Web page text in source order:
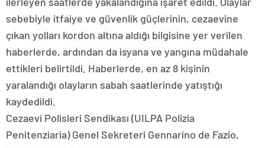
sebebiyle itfaiye ve güvenlik güçlerinin, cezaevine
çıkan yolları kordon altına aldığı bilgisine yer verilen
haberlerde, ardından da isyana ve yangına müdahale
ettikleri belirtildi. Haberlerde, en az 8 kişinin
yaralandığı olayların sabah saatlerinde yatıştığı
kaydedildi.
Cezaevi Polisleri Sendikası (UILPA Polizia
Penitenziaria) Genel Sekreteri Gennarino de Fazio,